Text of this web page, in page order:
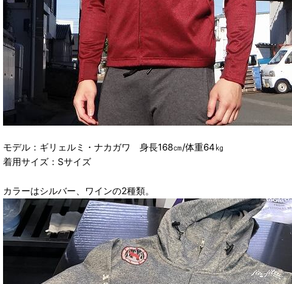
モデル：ギリェルミ・ナカガワ 身長168㎝/体重64㎏
着用サイズ：Sサイズ
カラーはシルバー、ワインの2種類。